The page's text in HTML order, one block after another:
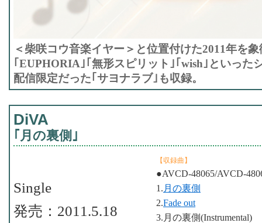
＜柴咲コウ音楽イヤー＞と位置付けた2011年を
｢EUPHORIA｣｢無形スピリット｣｢wish｣といった
配信限定だった｢サヨナラブ｣も収録。
DiVA
｢月の裏側｣
【収録曲】
●AVCD-48065/AVCD-
1. 月の裏側
2.Fade out
3.月の裏側(Instrumental)
Single
発売：2011.5.18